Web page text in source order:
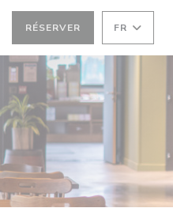
RÉSERVER FR